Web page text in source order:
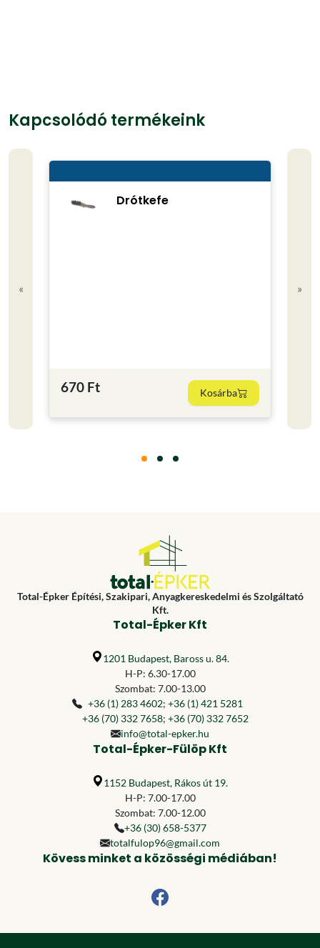
Kapcsolódó termékeink
«
Drótkefe
670 Ft Kosárba
»
Total-Épker Építési, Szakipari, Anyagkereskedelmi és Szolgáltató
Kft.
Total-Épker Kft
1201 Budapest, Baross u. 84.
H-P: 6.30-17.00
Szombat: 7.00-13.00
+36 (1) 283 4602; +36 (1) 421 5281
+36 (70) 332 7658; +36 (70) 332 7652
info@total-epker.hu
Total-Épker-Fülöp Kft
1152 Budapest, Rákos út 19.
H-P: 7.00-17.00
Szombat: 7.00-12.00
+36 (30) 658-5377
totalfulop96@gmail.com
Kövess minket a közösségi médiában!